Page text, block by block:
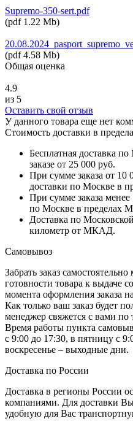
Supremo-350-sert.pdf
(pdf 1.22 Mb)
(pdf 4.58 Mb)
Общая оценка
4.9
из 5
Оставить свой отзыв
У данного товара еще нет
Стоимость доставки в
Бесплатная доставка
заказе от 25 000 руб.
При сумме заказа от 10
доставки по Москве в
При сумме заказа менее
по Москве в пределах
Доставка по
километр от МКАД.
Самовывоз
Забрать заказ
готовности товара к выдаче
момента оформления заказа
Как только ваш заказ будет
менеджер свяжется с вами по
Время работы пункта
с 9:00 до 17:30, в пятницу с
воскресенье – выходные дни.
Доставка по России
Доставка в регионы России
компаниями. Для доставки
удобную для Вас